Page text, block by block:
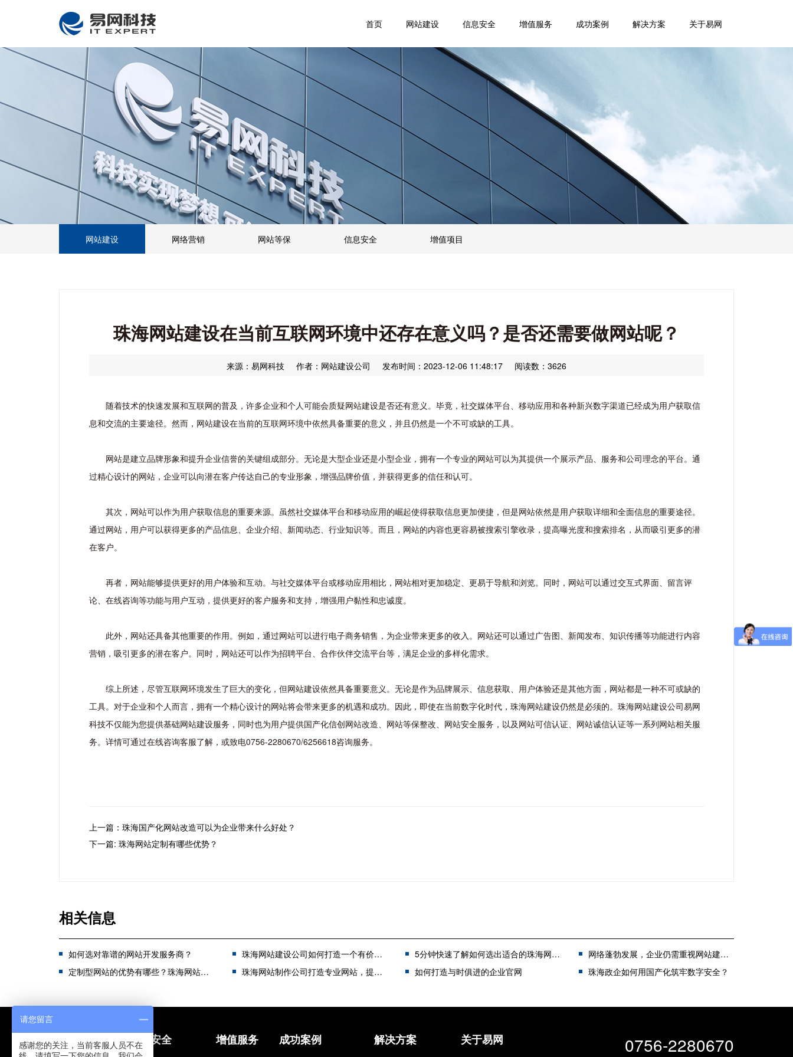
首页 网站建设 信息安全 增值服务 成功案例 解决方案 关于易网
网站建设 网络营销 网站等保 信息安全 增值项目
珠海网站建设在当前互联网环境中还存在意义吗？是否还需要做网站呢？
来源：易网科技 作者：网站建设公司 发布时间：2023-12-06 11:48:17 阅读数：3626
随着技术的快速发展和互联网的普及，许多企业和个人可能会质疑网站建设是否还有意义。毕竟，社交媒体平台、移动应用和各种新兴数字渠道已经成为用户获取信
息和交流的主要途径。然而，网站建设在当前的互联网环境中依然具备重要的意义，并且仍然是一个不可或缺的工具。
网站是建立品牌形象和提升企业信誉的关键组成部分。无论是大型企业还是小型企业，拥有一个专业的网站可以为其提供一个展示产品、服务和公司理念的平台。通
过精心设计的网站，企业可以向潜在客户传达自己的专业形象，增强品牌价值，并获得更多的信任和认可。
其次，网站可以作为用户获取信息的重要来源。虽然社交媒体平台和移动应用的崛起使得获取信息更加便捷，但是网站依然是用户获取详细和全面信息的重要途径。
通过网站，用户可以获得更多的产品信息、企业介绍、新闻动态、行业知识等。而且，网站的内容也更容易被搜索引擎收录，提高曝光度和搜索排名，从而吸引更多的潜
在客户。
再者，网站能够提供更好的用户体验和互动。与社交媒体平台或移动应用相比，网站相对更加稳定、更易于导航和浏览。同时，网站可以通过交互式界面、留言评
论、在线咨询等功能与用户互动，提供更好的客户服务和支持，增强用户黏性和忠诚度。
此外，网站还具备其他重要的作用。例如，通过网站可以进行电子商务销售，为企业带来更多的收入。网站还可以通过广告图、新闻发布、知识传播等功能进行内容
营销，吸引更多的潜在客户。同时，网站还可以作为招聘平台、合作伙伴交流平台等，满足企业的多样化需求。
综上所述，尽管互联网环境发生了巨大的变化，但网站建设依然具备重要意义。无论是作为品牌展示、信息获取、用户体验还是其他方面，网站都是一种不可或缺的
工具。对于企业和个人而言，拥有一个精心设计的网站将会带来更多的机遇和成功。因此，即使在当前数字化时代，珠海网站建设仍然是必须的。珠海网站建设公司易网
科技不仅能为您提供基础网站建设服务，同时也为用户提供国产化信创网站改造、网站等保整改、网站安全服务，以及网站可信认证、网站诚信认证等一系列网站相关服
务。详情可通过在线咨询客服了解，或致电0756-2280670/6256618咨询服务。
上一篇：珠海国产化网站改造可以为企业带来什么好处？
下一篇: 珠海网站定制有哪些优势？
相关信息
如何选对靠谱的网站开发服务商？ 珠海网站建设公司如何打造一个有价值的网站？ 5分钟快速了解如何选出适合的珠海网站建设公司
网络蓬勃发展，企业仍需重视网站建设（珠海企业建站的重要性）
定制型网站的优势有哪些？珠海网站定制开发特色
珠海网站制作公司打造专业网站，提升业务增长 如何打造与时俱进的企业官网 珠海政企如何用国产化筑牢数字安全？
网站建设 信息安全 增值服务 成功案例 解决方案 关于易网 0756-2280670
请您留言
感谢您的关注，当前客服人员不在